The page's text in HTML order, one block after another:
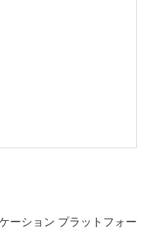
ーション プラットフォー